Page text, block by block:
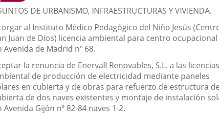
DE URBANISMO, INFRAESTRUCTURAS Y VIVIENDA.
al Instituto Médico Pedagógico del Niño Jesús
Juan de Dios) licencia ambiental para centro ocupacional
Avenida de Madrid nº 68.
la renuncia de Enervall Renovables, S.L. a las licencias
de producción de electricidad mediante paneles
en cubierta y de obras para refuerzo de estructura
de dos naves existentes y montaje de instalación
Avenida Gijón nº 82-84 naves 1-2.